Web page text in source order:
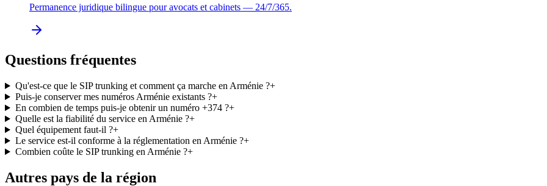
Permanence juridique bilingue pour avocats et cabinets — 24/7/365.
Questions fréquentes
Qu'est-ce que le SIP trunking et comment ça marche en Arménie ?+
Puis-je conserver mes numéros Arménie existants ?+
En combien de temps puis-je obtenir un numéro +374 ?+
Quelle est la fiabilité du service en Arménie ?+
Quel équipement faut-il ?+
Le service est-il conforme à la réglementation en Arménie ?+
Combien coûte le SIP trunking en Arménie ?+
Autres pays de la région